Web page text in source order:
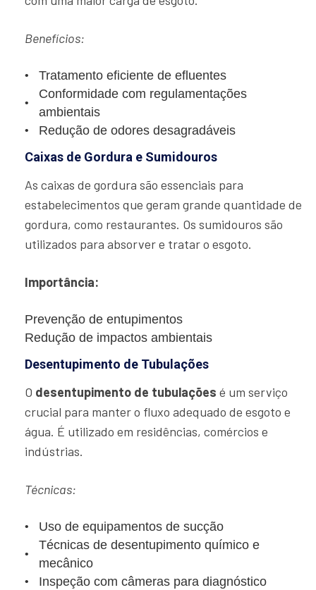
Benefícios:
Tratamento eficiente de efluentes
Conformidade com regulamentações
ambientais
Redução de odores desagradáveis
Caixas de Gordura e Sumidouros
As caixas de gordura são essenciais para
estabelecimentos que geram grande quantidade de
gordura, como restaurantes. Os sumidouros são
utilizados para absorver e tratar o esgoto.
Importância:
Prevenção de entupimentos
Redução de impactos ambientais
Desentupimento de Tubulações
O desentupimento de tubulações é um serviço
crucial para manter o fluxo adequado de esgoto e
água. É utilizado em residências, comércios e
indústrias.
Técnicas:
Uso de equipamentos de sucção
Técnicas de desentupimento químico e
mecânico
Inspeção com câmeras para diagnóstico